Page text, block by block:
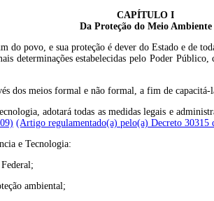
CAPÍTULO I
Da Proteção do Meio Ambiente
povo, e sua proteção é dever do Estado e de
determinações estabelecidas pelo Poder
dos meios formal e não formal, a fim de
adotará todas as medidas legais e
(Artigo regulamentado(a) pelo(a) Decreto 30315
e Tecnologia:
ambiental;